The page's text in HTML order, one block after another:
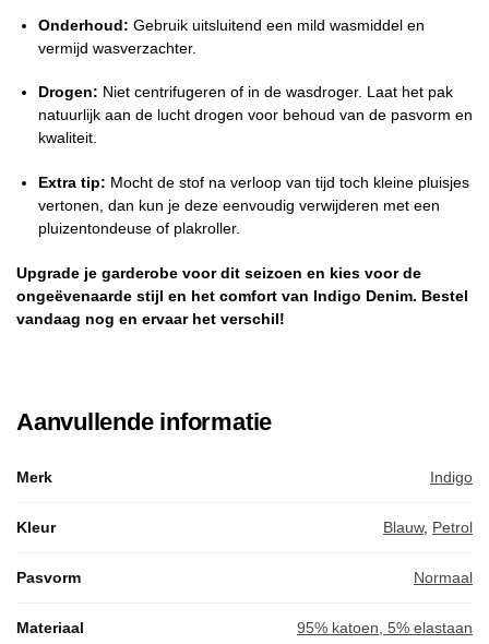
Onderhoud: Gebruik uitsluitend een mild wasmiddel en
vermijd wasverzachter.
Drogen: Niet centrifugeren of in de wasdroger. Laat het pak
natuurlijk aan de lucht drogen voor behoud van de pasvorm en
kwaliteit.
Extra tip: Mocht de stof na verloop van tijd toch kleine pluisjes
vertonen, dan kun je deze eenvoudig verwijderen met een
pluizentondeuse of plakroller.
Upgrade je garderobe voor dit seizoen en kies voor de
ongeëvenaarde stijl en het comfort van Indigo Denim. Bestel
vandaag nog en ervaar het verschil!
Aanvullende informatie
Merk Indigo
Kleur Blauw, Petrol
Pasvorm Normaal
Materiaal 95% katoen, 5% elastaan